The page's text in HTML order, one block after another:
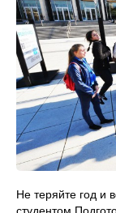
Не теряйте год и